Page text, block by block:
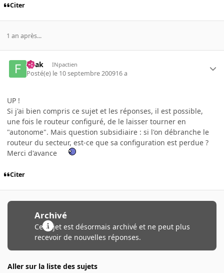
Citer
1 an après...
fwak INpactien
Posté(e) le 10 septembre 200916 a
UP !
Si j'ai bien compris ce sujet et les réponses, il est possible,
une fois le routeur configuré, de le laisser tourner en
"autonome". Mais question subsidiaire : si l'on débranche le
routeur du secteur, est-ce que sa configuration est perdue ?
Merci d'avance
Citer
Archivé
Ce sujet est désormais archivé et ne peut plus
recevoir de nouvelles réponses.
Aller sur la liste des sujets